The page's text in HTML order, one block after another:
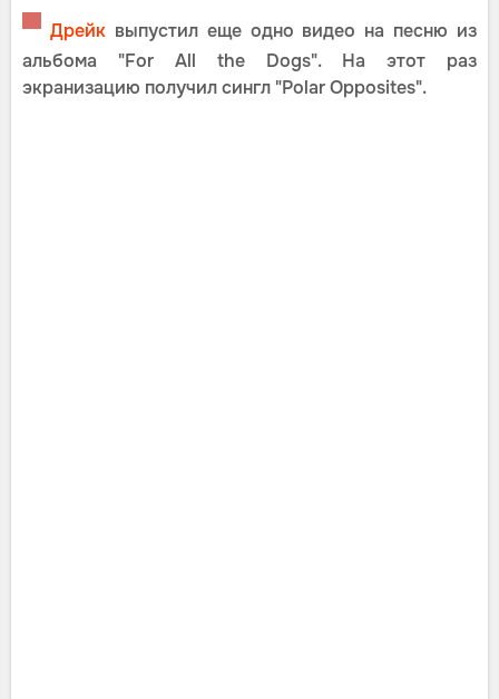
▀ Дрейквыпустил еще одно видео на песню из
альбома "For All the Dogs". На этот раз
экранизацию получил сингл "Polar Opposites".